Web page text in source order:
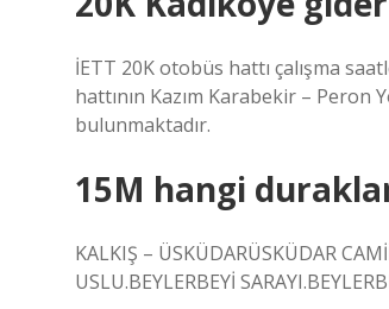
İETT 20K otobüs hattı çalışma
hattının Kazım Karabekir – Peron
bulunmaktadır.
15M hangi
KALKIŞ – ÜSKÜDARÜSKÜDAR
USLU.BEYLERBEYİ